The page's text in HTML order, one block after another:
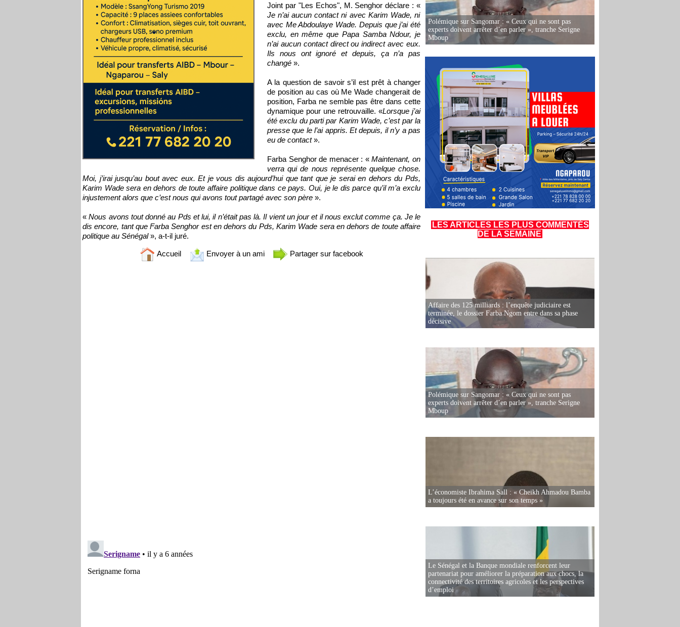
Joint par "Les Echos", M. Senghor déclare : «
Je n’ai aucun contact ni avec Karim Wade, ni
avec Me Abdoulaye Wade. Depuis que j’ai été
exclu, en même que Papa Samba Ndour, je
n’ai aucun contact direct ou indirect avec eux.
Ils nous ont ignoré et depuis, ça n’a pas
changé ».
A la question de savoir s’il est prêt à changer
de position au cas où Me Wade changerait de
position, Farba ne semble pas être dans cette
dynamique pour une retrouvaille. «Lorsque j’ai
été exclu du parti par Karim Wade, c’est par la
presse que le l’ai appris. Et depuis, il n’y a pas
eu de contact».
Farba Senghor de menacer : «Maintenant, on
verra qui de nous représente quelque chose.
Moi, j’irai jusqu’au bout avec eux. Et je vous dis aujourd’hui que tant que je serai en dehors du Pds,
Karim Wade sera en dehors de toute affaire politique dans ce pays. Oui, je le dis parce qu’il m’a exclu
injustement alors que c’est nous qui avons tout partagé avec son père ».
«Nous avons tout donné au Pds et lui, il n’était pas là. Il vient un jour et il nous exclut comme ça. Je le
dis encore, tant que Farba Senghor est en dehors du Pds, Karim Wade sera en dehors de toute affaire
politique au Sénégal», a-t-il juré.
Accueil Envoyer à un ami Partager sur facebook
Polémique sur Sangomar : « Ceux qui ne sont pas
experts doivent arrêter d’en parler », tranche Serigne
Mboup
LES ARTICLES LES PLUS COMMENTÉS
DE LA SEMAINE
Affaire des 125 milliards : l’enquête judiciaire est
terminée, le dossier Farba Ngom entre dans sa phase
décisive
Polémique sur Sangomar : « Ceux qui ne sont pas
experts doivent arrêter d’en parler », tranche Serigne
Mboup
L’économiste Ibrahima Sall : « Cheikh Ahmadou Bamba
a toujours été en avance sur son temps »
Le Sénégal et la Banque mondiale renforcent leur
partenariat pour améliorer la préparation aux chocs, la
connectivité des territoires agricoles et les perspectives
d’emploi